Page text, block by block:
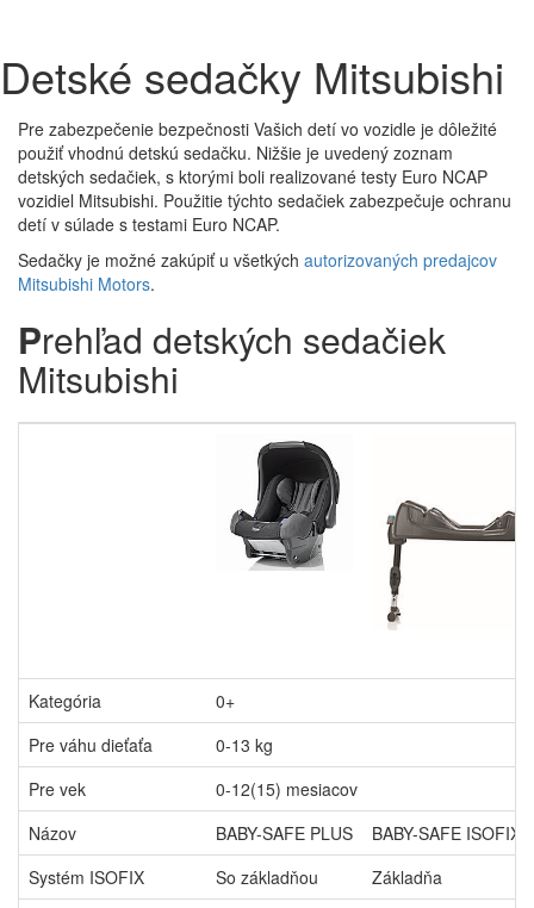
Detské sedačky Mitsubishi
Pre zabezpečenie bezpečnosti Vašich detí vo vozidle je dôležité
použiť vhodnú detskú sedačku. Nižšie je uvedený zoznam
detských sedačiek, s ktorými boli realizované testy Euro NCAP
vozidiel Mitsubishi. Použitie týchto sedačiek zabezpečuje ochranu
detí v súlade s testami Euro NCAP.
Sedačky je možné zakúpiť u všetkých autorizovaných predajcov
Mitsubishi Motors.
Prehľad detských sedačiek
Mitsubishi
Kategória
0+
Pre váhu dieťaťa
0-13 kg
Pre vek
0-12(15) mesiacov
Názov
BABY-SAFE PLUS
BABY-SAFE ISOFIX
Systém ISOFIX
So základňou
Základňa